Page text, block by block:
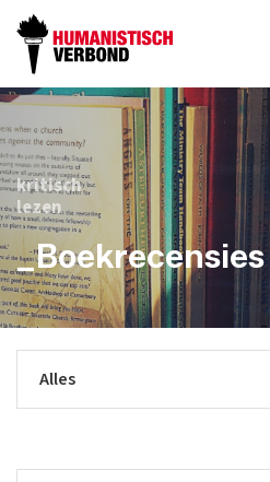
kritisch
lezen
_Boekrecensies